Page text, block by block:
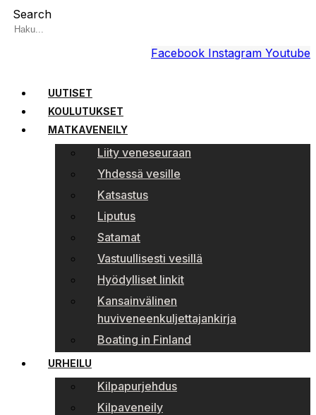
Search
Facebook Instagram Youtube
UUTISET
KOULUTUKSET
MATKAVENEILY
Liity veneseuraan
Yhdessä vesille
Katsastus
Liputus
Satamat
Vastuullisesti vesillä
Hyödylliset linkit
Kansainvälinen
huviveneenkuljettajankirja
Boating in Finland
URHEILU
Kilpapurjehdus
Kilpaveneily